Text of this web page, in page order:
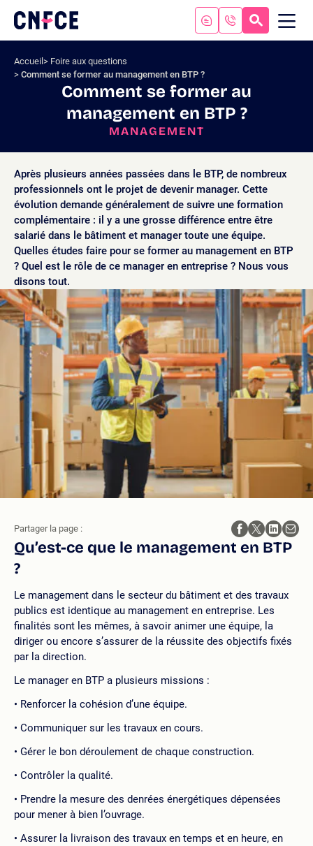
contenu
Logo
site
Accueil
Foire aux questions
Comment se former au management en BTP ?
Comment se former au
management en BTP ?
MANAGEMENT
Après plusieurs années passées dans le BTP, de nombreux
professionnels ont le projet de devenir manager. Cette
évolution demande généralement de suivre une formation
complémentaire : il y a une grosse différence entre être
salarié dans le bâtiment et manager toute une équipe.
Quelles études faire pour se former au management en BTP
? Quel est le rôle de ce manager en entreprise ? Nous vous
disons tout.
Qu’est-ce que le management en BTP
?
Le management dans le secteur du bâtiment et des travaux
publics est identique au management en entreprise. Les
finalités sont les mêmes, à savoir animer une équipe, la
diriger ou encore s’assurer de la réussite des objectifs fixés
par la direction.
Le manager en BTP a plusieurs missions :
Renforcer la cohésion d’une équipe.
Communiquer sur les travaux en cours.
Gérer le bon déroulement de chaque construction.
Contrôler la qualité.
Prendre la mesure des denrées énergétiques dépensées
pour mener à bien l’ouvrage.
Assurer la livraison des travaux en temps et en heure, en
Partager la page :